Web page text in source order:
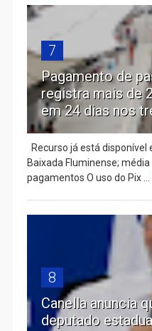
7
Pagamento de
registra mais de
em 24 dias nos
Recurso já está
Baixada Fluminense;
pagamentos O uso do Pix ...
8
Canella anuncia
deputado